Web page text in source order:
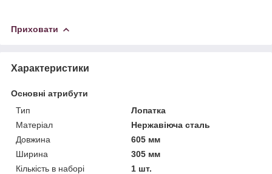
Приховати
Характеристики
Основні атрибути
Тип
Лопатка
Матеріал
Нержавіюча сталь
Довжина
605 мм
Ширина
305 мм
Кількість в наборі
1 шт.